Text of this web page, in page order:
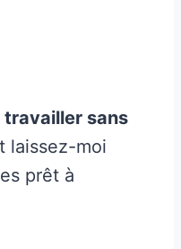
travailler sans
laissez-moi
prêt à